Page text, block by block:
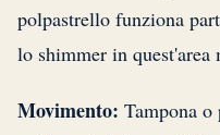
polpastrello funziona
lo shimmer in quest'area
Movimento: Tampona